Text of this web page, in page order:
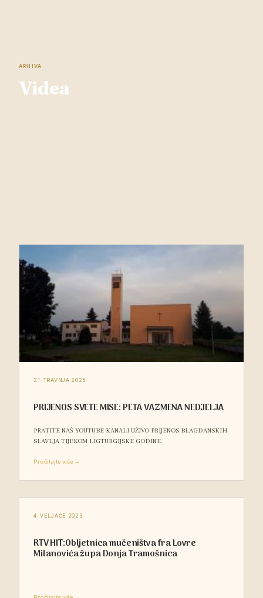
ARHIVA
Videa
21. TRAVNJA 2025.
PRIJENOS SVETE MISE: PETA VAZMENA NEDJELJA
PRATITE NAŠ YOUTUBE KANALI UŽIVO PRIJENOS BLAGDANSKIH
SLAVLJA TIJEKOM LIGTURGIJSKE GODINE.
Pročitajte više →
4. VELJAČE 2023.
RTV HIT:Obljetnica mučeništva fra Lovre
Milanovića župa Donja Tramošnica